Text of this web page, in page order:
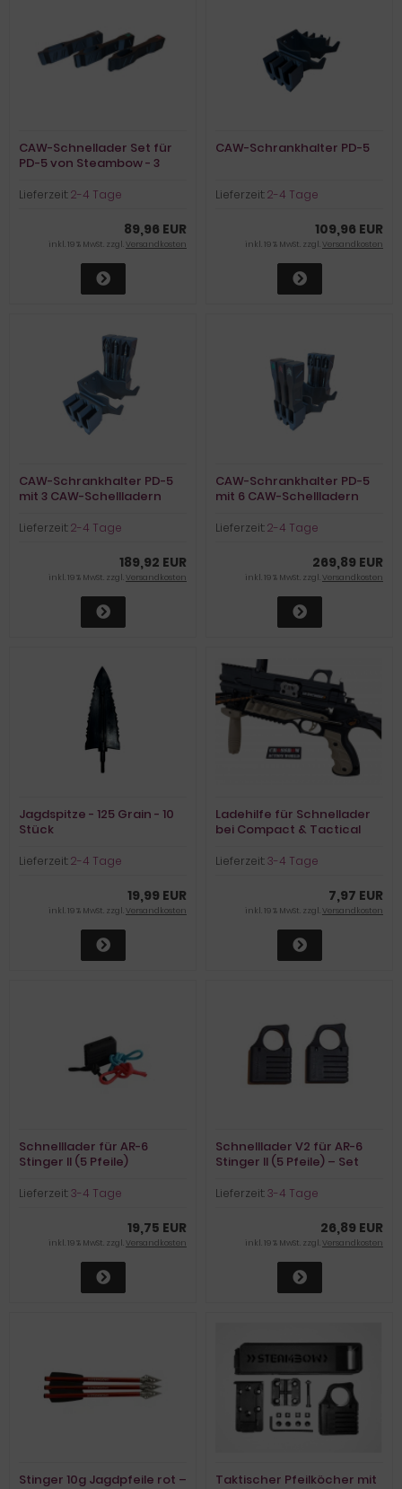
CAW-Schnellader Set für
PD-5 von Steambow - 3
Lieferzeit:2-4 Tage
89,96 EUR
inkl. 19 % MwSt. zzgl.Versandkosten
CAW-Schrankhalter PD-5
Lieferzeit:2-4 Tage
109,96 EUR
inkl. 19 % MwSt. zzgl.Versandkosten
CAW-Schrankhalter PD-5
mit 3 CAW-Schellladern
Lieferzeit:2-4 Tage
189,92 EUR
inkl. 19 % MwSt. zzgl.Versandkosten
CAW-Schrankhalter PD-5
mit 6 CAW-Schellladern
Lieferzeit:2-4 Tage
269,89 EUR
inkl. 19 % MwSt. zzgl.Versandkosten
Jagdspitze - 125 Grain - 10
Stück
Lieferzeit:2-4 Tage
19,99 EUR
inkl. 19 % MwSt. zzgl.Versandkosten
Ladehilfe für Schnellader
bei Compact & Tactical
Lieferzeit:3-4 Tage
7,97 EUR
inkl. 19 % MwSt. zzgl.Versandkosten
Schnelllader für AR-6
Stinger II (5 Pfeile)
Lieferzeit:3-4 Tage
19,75 EUR
inkl. 19 % MwSt. zzgl.Versandkosten
Schnelllader V2 für AR-6
Stinger II (5 Pfeile) – Set
Lieferzeit:3-4 Tage
26,89 EUR
inkl. 19 % MwSt. zzgl.Versandkosten
Stinger 10g Jagdpfeile rot –
Taktischer Pfeilköcher mit